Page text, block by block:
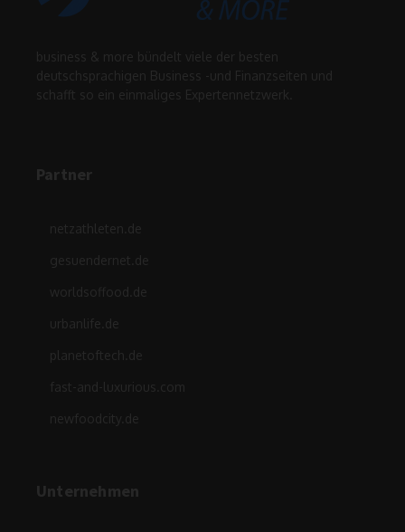
business & more bündelt viele der besten
deutschsprachigen Business -und Finanzseiten und
schafft so ein einmaliges Expertennetzwerk.
Partner
netzathleten.de
gesuendernet.de
worldsoffood.de
urbanlife.de
planetoftech.de
fast-and-luxurious.com
newfoodcity.de
Unternehmen